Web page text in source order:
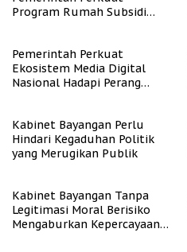
Program Rumah Subsidi
Pemerintah Perkuat
Ekosistem Media Digital
Nasional Hadapi Perang
Kabinet Bayangan Perlu
Hindari Kegaduhan Politik
yang Merugikan Publik
Kabinet Bayangan Tanpa
Legitimasi Moral Berisiko
Mengaburkan Kepercayaan